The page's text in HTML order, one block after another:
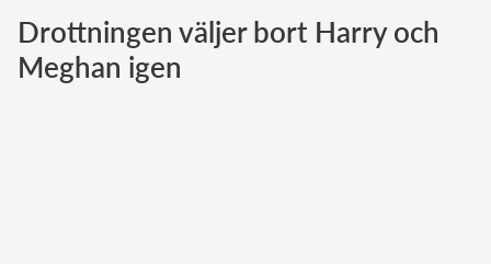
Norska kungahuset
Drottningen väljer bort Harry och
Meghan igen